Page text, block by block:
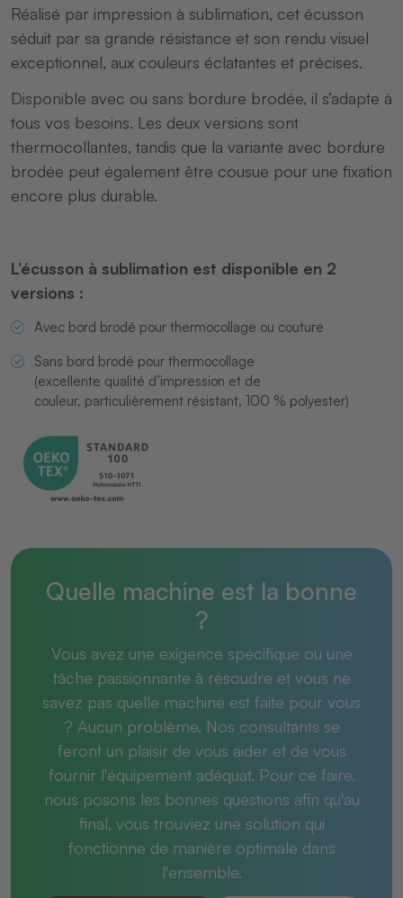
Réalisé par impression à sublimation, cet écusson
séduit par sa grande résistance et son rendu visuel
exceptionnel, aux couleurs éclatantes et précises.
Disponible avec ou sans bordure brodée, il s’adapte à
tous vos besoins. Les deux versions sont
thermocollantes, tandis que la variante avec bordure
brodée peut également être cousue pour une fixation
encore plus durable.
L’écusson à sublimation est disponible en 2
versions :
Avec bord brodé pour thermocollage ou couture
Sans bord brodé pour thermocollage
(excellente qualité d’impression et de
couleur, particulièrement résistant, 100 % polyester)
Quelle machine est la bonne
?
Vous avez une exigence spécifique ou une
tâche passionnante à résoudre et vous ne
savez pas quelle machine est faite pour vous
? Aucun problème. Nos consultants se
feront un plaisir de vous aider et de vous
fournir l'équipement adéquat. Pour ce faire,
nous posons les bonnes questions afin qu'au
final, vous trouviez une solution qui
fonctionne de manière optimale dans
l'ensemble.